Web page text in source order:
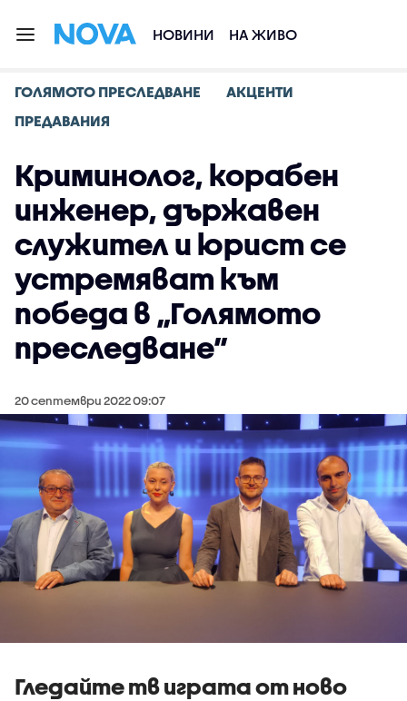
НОВИНИ НА ЖИВО
ГОЛЯМОТО ПРЕСЛЕДВАНЕ
АКЦЕНТИ
ПРЕДАВАНИЯ
Криминолог, корабен
инженер, държавен
служител и юрист се
устремяват към
победа в „Голямото
преследване”
20 септември 2022 09:07
Гледайте тв играта от ново